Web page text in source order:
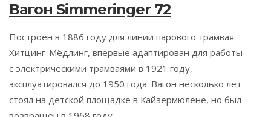
Вагон Simmeringer 72
Построен в 1886 году для линии парового трамвая
Хитцинг-Мёдлинг, впервые адаптирован для работы
c электрическими трамваями в 1921 году,
эксплуатировался до 1950 года. Вагон несколько лет
стоял на детской площадке в Кайзермюлене, но был